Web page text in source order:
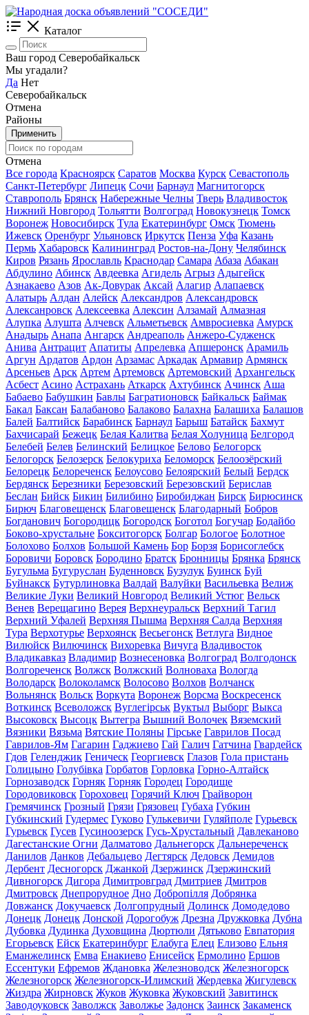
Каталог
Ваш город Северобайкальск
Мы угадали?
Да Нет
Северобайкальск
Отмена
Районы
Применить
Отмена
Все города Красноярск Саратов Москва Курск Севастополь
Санкт-Петербург Липецк Сочи Барнаул Магнитогорск
Ставрополь Брянск Набережные Челны Тверь Владивосток
Нижний Новгород Тольятти Волгоград Новокузнецк Томск
Воронеж Новосибирск Тула Екатеринбург Омск Тюмень
Ижевск Оренбург Ульяновск Иркутск Пенза Уфа Казань
Пермь Хабаровск Калининград Ростов-на-Дону Челябинск
Киров Рязань Ярославль Краснодар Самара Абаза Абакан
Абдулино Абинск Авдеевка Агидель Агрыз Адыгейск
Азнакаево Азов Ак-Довурак Аксай Алагир Алапаевск
Алатырь Алдан Алейск Александров Александровск
Алексанровск Алексеевка Алексин Алзамай Алмазная
Алупка Алушта Алчевск Альметьевск Амвросиевка Амурск
Анадырь Анапа Ангарск Андреаполь Анжеро-Судженск
Анива Антрацит Апатиты Апрелевка Апшеронск Арамиль
Аргун Ардатов Ардон Арзамас Аркадак Армавир Армянск
Арсеньев Арск Артем Артемовск Артемовский Архангельск
Асбест Асино Астрахань Аткарск Ахтубинск Ачинск Аша
Бабаево Бабушкин Бавлы Багратионовск Байкальск Баймак
Бакал Баксан Балабаново Балаково Балахна Балашиха Балашов
Балей Балтийск Барабинск Барнаул Барыш Батайск Бахмут
Бахчисарай Бежецк Белая Калитва Белая Холуница Белгород
Белебей Белев Белинский Белицкое Белово Белогорск
Белогорск Белозерск Белокуриха Беломорск Белоозёрский
Белорецк Белореченск Белоусово Белоярский Белый Бердск
Бердянск Березники Березовский Березовский Берислав
Беслан Бийск Бикин Билибино Биробиджан Бирск Бирюсинск
Бирюч Благовещенск Благовещенск Благодарный Бобров
Богданович Богородицк Богородск Боготол Богучар Бодайбо
Боково-хрустальне Бокситогорск Болгар Бологое Болотное
Болохово Болхов Большой Камень Бор Борзя Борисоглебск
Боровичи Боровск Бородино Братск Бронницы Брянка Брянск
Бугульма Бугуруслан Буденновск Бузулук Буинск Буй
Буйнакск Бутурлиновка Валдай Валуйки Васильевка Велиж
Великие Луки Великий Новгород Великий Устюг Вельск
Венев Верещагино Верея Верхнеуральск Верхний Тагил
Верхний Уфалей Верхняя Пышма Верхняя Салда Верхняя
Тура Верхотурье Верхоянск Весьегонск Ветлуга Видное
Вилюйск Вилючинск Вихоревка Вичуга Владивосток
Владикавказ Владимир Вознесеновка Волгоград Волгодонск
Волгореченск Волжск Волжский Волноваха Вологда
Володарск Волоколамск Волосово Волхов Волчанск
Вольнянск Вольск Воркута Воронеж Ворсма Воскресенск
Воткинск Всеволожск Вуглегірськ Вуктыл Выборг Выкса
Высоковск Высоцк Вытегра Вышний Волочек Вяземский
Вязники Вязьма Вятские Поляны Гірське Гаврилов Посад
Гаврилов-Ям Гагарин Гаджиево Гай Галич Гатчина Гвардейск
Гдов Геленджик Геническ Георгиевск Глазов Гола пристань
Голицыно Голубівка Горбатов Горловка Горно-Алтайск
Горнозаводск Горняк Горняк Городец Городище
Городовиковск Гороховец Горячий Ключ Грайворон
Гремячинск Грозный Грязи Грязовец Губаха Губкин
Губкинский Гудермес Гуково Гулькевичи Гуляйполе Гурьевск
Гурьевск Гусев Гусиноозерск Гусь-Хрустальный Давлеканово
Дагестанские Огни Далматово Дальнегорск Дальнереченск
Данилов Данков Дебальцево Дегтярск Дедовск Демидов
Дербент Десногорск Джанкой Дзержинск Дзержинский
Дивногорск Дигора Димитровград Дмитриев Дмитров
Дмитровск Днепрорудное Дно Добропілля Добрянка
Довжанск Докучаевск Долгопрудный Долинск Домодедово
Донецк Донецк Донской Дорогобуж Дрезна Дружковка Дубна
Дубовка Дудинка Духовщина Дюртюли Дятьково Евпатория
Егорьевск Ейск Екатеринбург Елабуга Елец Елизово Ельня
Еманжелинск Емва Енакиево Енисейск Ермолино Ершов
Ессентуки Ефремов Ждановка Железноводск Железногорск
Железногорск Железногорск-Илимский Жердевка Жигулевск
Жиздра Жирновск Жуков Жуковка Жуковский Завитинск
Заводоуковск Заволжск Заволжье Задонск Заинск Закаменск